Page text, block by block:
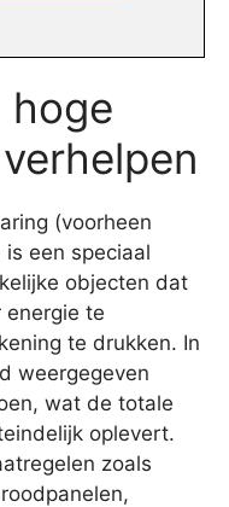
hoge
(voorheen
is een speciaal
objecten dat
te
te drukken. In
weergegeven
wat de totale
oplevert.
zoals